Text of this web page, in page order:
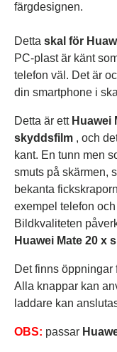
färgdesignen.
Detta skal för
PC-plast är känt
telefon väl. Det är
din smartphone i
Detta är ett Huawei
skyddsfilm , och
kant. En tunn men
smuts på skärmen,
bekanta
exempel telefon
Bildkvaliteten
Huawei Mate 20 x
Det finns öppningar
Alla knappar kan
laddare kan
OBS: passar